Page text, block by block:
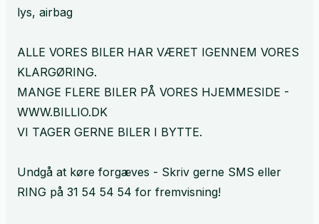
lys, airbag
ALLE VORES BILER HAR VÆRET IGENNEM VORES
KLARGØRING.
MANGE FLERE BILER PÅ VORES HJEMMESIDE -
WWW.BILLIO.DK
VI TAGER GERNE BILER I BYTTE.
Undgå at køre forgæves - Skriv gerne SMS eller
RING på 31 54 54 54 for fremvisning!